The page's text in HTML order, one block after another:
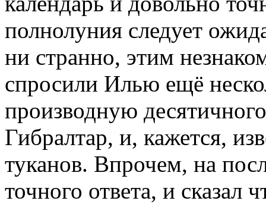
полнолуния следует
ни странно, этим
спросили Илью ещё
производную
Гибралтар, и, кажется,
туканов. Впрочем, на
точного ответа, и сказал